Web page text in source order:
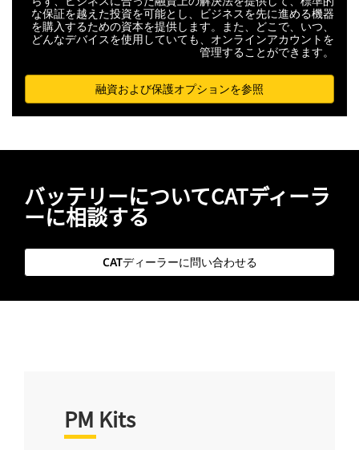
な保証を越えた投資を可能とし、ビジネスを先に進める機器
を購入するための資本を提供します。また、どこで、いつ、
どんなデバイスを使用していても、オンラインアカウントを
管理することができます。
融資および保護オプションを参照
バッテリーについてCATディーラ
ーに相談する
CATディーラーに問い合わせる
PM Kits